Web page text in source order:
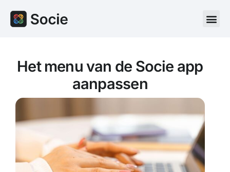
Het menu van de Socie app
aanpassen